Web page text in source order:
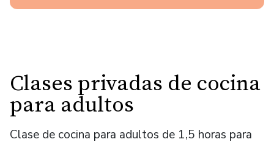
Clases privadas de cocina
para adultos
Clase de cocina para adultos de 1,5 horas para